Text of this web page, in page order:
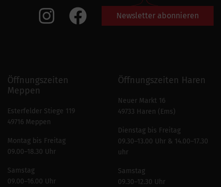
Newsletter abonnieren
Öffnungszeiten
Meppen
Esterfelder Stiege 119
49716 Meppen
Montag bis Freitag
09.00–18.30 Uhr
Samstag
09.00–16.00 Uhr
Öffnungszeiten Haren
Neuer Markt 16
49733 Haren (Ems)
Dienstag bis Freitag
09.30–13.00 Uhr & 14.00–17.30
uhr
Samstag
09.30–12.30 Uhr